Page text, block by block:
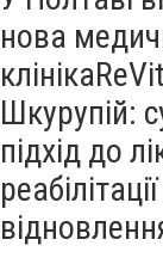
нова
Шкурупій:
підхід до